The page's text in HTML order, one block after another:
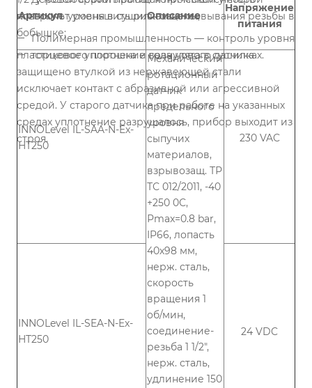
позволяет уменьшить риск закоксовывания резьбы в
бобышке;
торцевое уплотнение вала нового датчика
защищено втулкой из нержавеющей стали
исключает контакт с абразивной или агрессивной
средой. У старого датчика при работе на указанных
средах уплотнение разрушалось, прибор выходит из
строя.
контроль уровня в сушилках щепы;
Полимерная промышленность — контроль уровня
пластикового порошка и гранулята в сушилках.
Артикул
Описание
Напряжение
питания
INNOLevel IL-SAA-N-Ex-
HT250
Механический
ротационный
датчик
предельного
уровня
сыпучих
материалов,
взрывозащ. ТР
ТС 012/2011, -40
+250 0С,
Рmax=0.8 bar,
IP66, лопасть
40х98 мм,
нерж. сталь,
скорость
вращения 1
об/мин,
соединение-
резьба 1 1/2",
нерж. сталь,
удлинение 150
230 VAC
INNOLevel IL-SEA-N-Ex-
HT250
24 VDC